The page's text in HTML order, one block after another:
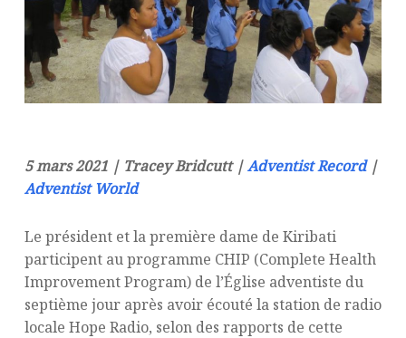
5 mars 2021 | Tracey Bridcutt |Adventist Record|
Adventist World
Le président et la première dame de Kiribati
participent au programme CHIP (Complete Health
Improvement Program) de l’Église adventiste du
septième jour après avoir écouté la station de radio
locale Hope Radio, selon des rapports de cette